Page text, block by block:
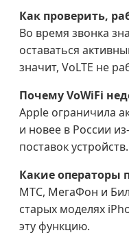
Как проверить,
Во время звонка
оставаться
значит, VoLTE не
Почему VoWiFi
Apple ограничила
и новее в России
поставок устройств.
Какие операторы
МТС, МегаФон и
старых моделях
эту функцию.